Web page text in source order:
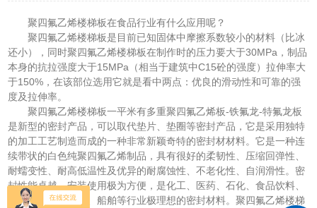
聚四氟乙烯楼梯板在食品行业有什么应用呢？
聚四氟乙烯楼梯板是目前已知固体中摩擦系数较小的材料（比冰
还小），同时聚四氟乙烯楼梯板在制作时的压力要大于30MPa，制品
本身的抗拉强度大于15MPa（相当于建筑中C15砼的强度）拉伸率大
于150%，在该部位选用它就是看中两点：优良的滑动性和可靠的强
度及拉伸率。
聚四氟乙烯楼梯板一平米有多重聚四氟乙烯板-铁氟龙-特氟龙板
是新型的密封产品，可以取代垫片、垫圈等密封产品，它是采用独特
的加工工艺制造而成的一种非常新颖奇特的密封材材料。它是一种连
续带状的白色纯聚四氟乙烯制品，具有很好的柔韧性、压缩回弹性、
耐蠕变性、耐高低温性及优异的耐腐蚀性、不老化性、自润滑性。密
封性能卓越，安装使用极为方便，是化工、医药、石化、食品饮料、
电子、电力、冶金、船舶等行业极理想的密封材料。聚四氟乙烯楼梯